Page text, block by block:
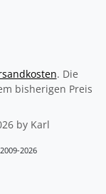
. Die
bisherigen Preis
by Karl
2026